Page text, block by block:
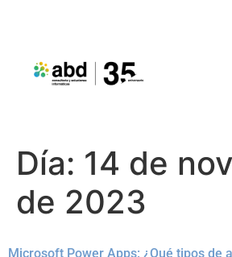
Día: 14 de
de 2023
Microsoft Power Apps: ¿Qué tipos de